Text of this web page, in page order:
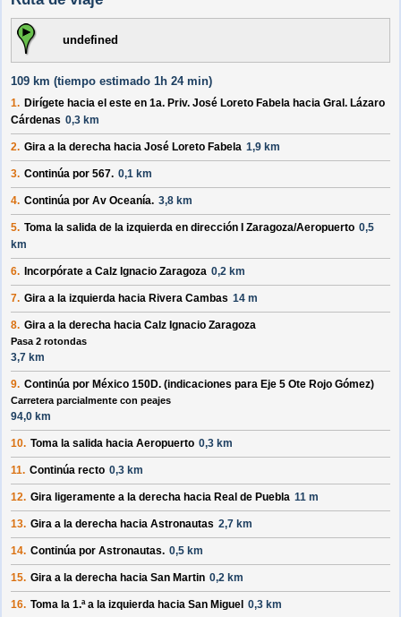
undefined
109 km (tiempo estimado 1h 24 min)
1. Dirígete hacia el este en 1a. Priv. José Loreto Fabela hacia Gral. Lázaro
Cárdenas 0,3 km
2. Gira a la derecha hacia José Loreto Fabela 1,9 km
3. Continúa por 567. 0,1 km
4. Continúa por Av Oceanía. 3,8 km
5. Toma la salida de la izquierda en dirección I Zaragoza/Aeropuerto 0,5
km
6. Incorpórate a Calz Ignacio Zaragoza 0,2 km
7. Gira a la izquierda hacia Rivera Cambas 14 m
8. Gira a la derecha hacia Calz Ignacio Zaragoza
Pasa 2 rotondas
3,7 km
9. Continúa por México 150D. (indicaciones para Eje 5 Ote Rojo Gómez)
Carretera parcialmente con peajes
94,0 km
10. Toma la salida hacia Aeropuerto 0,3 km
11. Continúa recto 0,3 km
12. Gira ligeramente a la derecha hacia Real de Puebla 11 m
13. Gira a la derecha hacia Astronautas 2,7 km
14. Continúa por Astronautas. 0,5 km
15. Gira a la derecha hacia San Martin 0,2 km
16. Toma la 1.ª a la izquierda hacia San Miguel 0,3 km